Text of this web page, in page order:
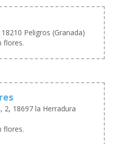
Peligros (Granada)
flores.
2, 18697 la Herradura
flores.